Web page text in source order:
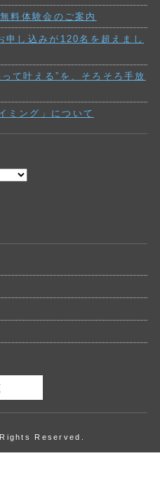
料体験会のご案内
申し込みが120名を超えまし
て叶える”を、そろそろ手放
ミング」について
Reserved.